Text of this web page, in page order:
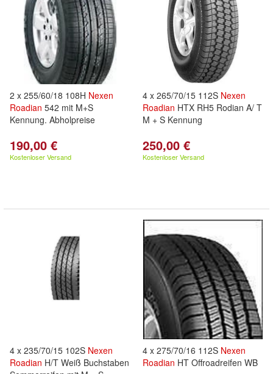
2 x 255/60/18 108H Nexen
Roadian 542 mit M+S
Kennung. Abholpreise
190,00 €
Kostenloser Versand
4 x 265/70/15 112S Nexen
Roadian HTX RH5 Rodian A/ T
M + S Kennung
250,00 €
Kostenloser Versand
4 x 235/70/15 102S Nexen
Roadian H/T Weiß Buchstaben
4 x 275/70/16 112S Nexen
Roadian HT Offroadreifen WB